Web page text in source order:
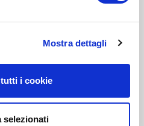
Mostra dettagli
i cookie
selezionati